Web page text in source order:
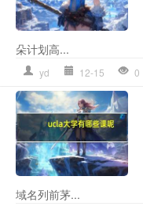
朵计划高...
yd 12-15 0
域名列前茅...